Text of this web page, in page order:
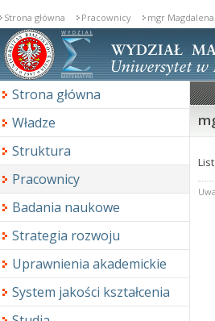
Strona główna Pracownicy mgr Magdalena
Strona główna
Władze
Struktura
Pracownicy
Badania naukowe
Strategia rozwoju
Uprawnienia akademickie
System jakości kształcenia